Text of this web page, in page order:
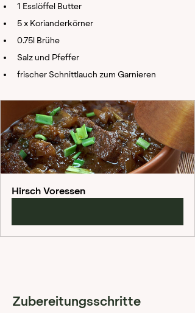
1 Esslöffel Butter
5 x Korianderkörner
0.75l Brühe
Salz und Pfeffer
frischer Schnittlauch zum Garnieren
Hirsch Voressen
Zubereitungsschritte